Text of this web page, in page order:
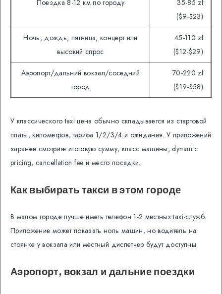
Поездка 8-12 км по городу
35-85 zł
($9-$23)
Ночь, дождь, пятница, концерт или
высокий спрос
45-110 zł
($12-$29)
Аэропорт/дальний вокзал/соседний
город
70-220 zł
($19-$58)
У классического taxi цена обычно складывается из стартовой
платы, километров, тарифа 1/2/3/4 и ожидания. У приложений
заранее смотрите итоговую сумму, класс машины, dynamic
pricing, cancellation fee и место посадки.
Как выбирать такси в этом городе
В малом городе лучше иметь телефон 1-2 местных taxi-служб.
Приложение может показать ноль машин, но водитель на
стоянке у вокзала или местный диспетчер будут доступны.
Аэропорт, вокзал и дальние поездки